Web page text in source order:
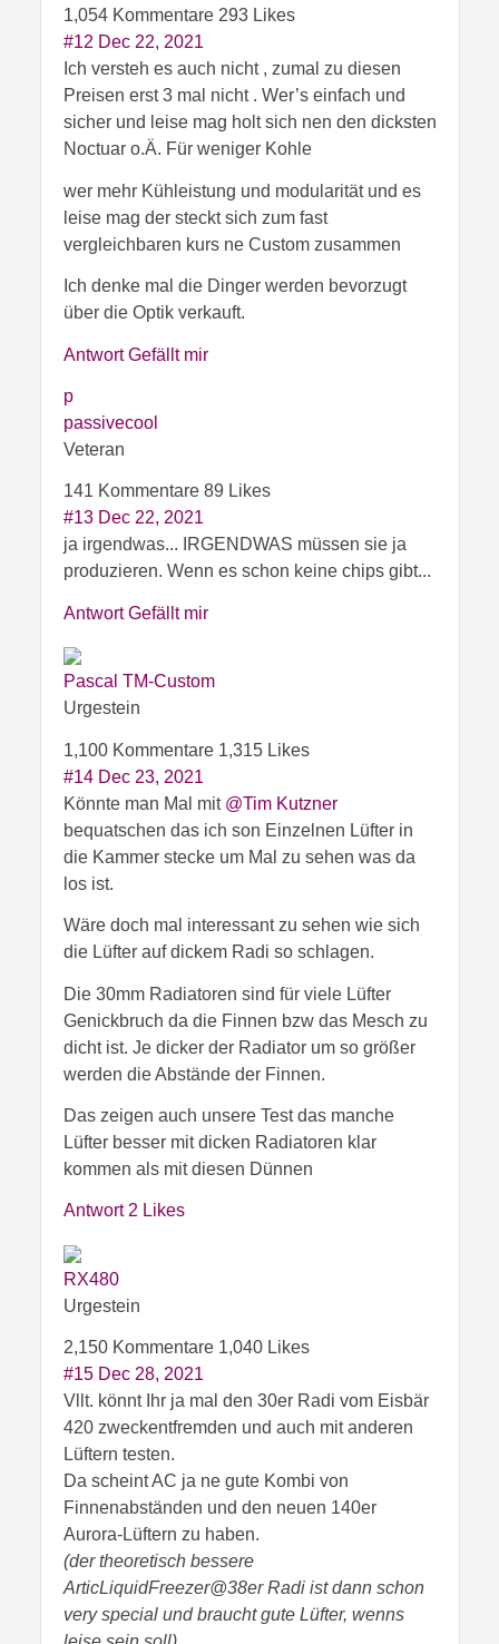
1,054 Kommentare 293 Likes
#12 Dec 22, 2021
Ich versteh es auch nicht , zumal zu diesen
Preisen erst 3 mal nicht . Wer’s einfach und
sicher und leise mag holt sich nen den dicksten
Noctuar o.Ä. Für weniger Kohle
wer mehr Kühleistung und modularität und es
leise mag der steckt sich zum fast
vergleichbaren kurs ne Custom zusammen
Ich denke mal die Dinger werden bevorzugt
über die Optik verkauft.
Antwort Gefällt mir
p
passivecool
Veteran
141 Kommentare 89 Likes
#13 Dec 22, 2021
ja irgendwas... IRGENDWAS müssen sie ja
produzieren. Wenn es schon keine chips gibt...
Antwort Gefällt mir
Pascal TM-Custom
Urgestein
1,100 Kommentare 1,315 Likes
#14 Dec 23, 2021
Könnte man Mal mit @Tim Kutzner
bequatschen das ich son Einzelnen Lüfter in
die Kammer stecke um Mal zu sehen was da
los ist.
Wäre doch mal interessant zu sehen wie sich
die Lüfter auf dickem Radi so schlagen.
Die 30mm Radiatoren sind für viele Lüfter
Genickbruch da die Finnen bzw das Mesch zu
dicht ist. Je dicker der Radiator um so größer
werden die Abstände der Finnen.
Das zeigen auch unsere Test das manche
Lüfter besser mit dicken Radiatoren klar
kommen als mit diesen Dünnen
Antwort 2 Likes
RX480
Urgestein
2,150 Kommentare 1,040 Likes
#15 Dec 28, 2021
Vllt. könnt Ihr ja mal den 30er Radi vom Eisbär
420 zweckentfremden und auch mit anderen
Lüftern testen.
Da scheint AC ja ne gute Kombi von
Finnenabständen und den neuen 140er
Aurora-Lüftern zu haben.
(der theoretisch bessere
ArticLiquidFreezer@38er Radi ist dann schon
very special und braucht gute Lüfter, wenns